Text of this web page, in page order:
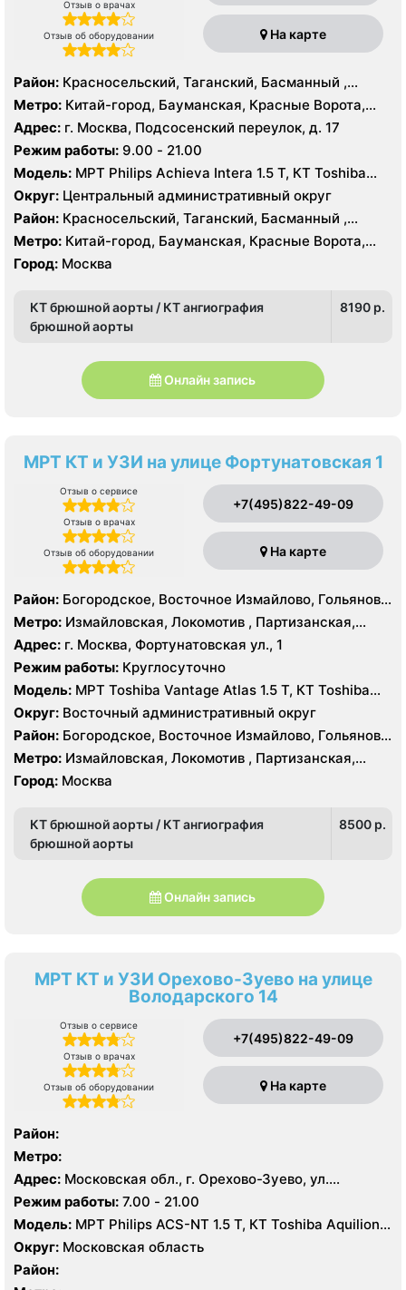
Отзыв о врачах
Отзыв об оборудовании На карте
Район: Красносельский, Таганский, Басманный ,
Тверской
Метро: Китай-город, Бауманская, Красные Ворота,
Кузнецкий мост, Курская, Лубянка, Площадь Ильича,
Сретенский бульвар, Таганская, Чкаловская
Адрес: г. Москва, Подсосенский переулок, д. 17
Режим работы: 9.00 - 21.00
Модель: МРТ Philips Achieva Intera 1.5 T, КТ Toshiba
Aquilion CXL 128 срезов, УЗИ
Округ: Центральный административный округ
Район: Красносельский, Таганский, Басманный ,
Тверской
Метро: Китай-город, Бауманская, Красные Ворота,
Кузнецкий мост, Курская, Лубянка, Площадь Ильича,
Сретенский бульвар, Таганская, Чкаловская
Город: Москва
КТ брюшной аорты / КТ ангиография
брюшной аорты
8190 p.
Онлайн запись
МРТ КТ и УЗИ на улице Фортунатовская 1
Отзыв о сервисе
Отзыв о врачах
Отзыв об оборудовании
+7(495)822-49-09
На карте
Район: Богородское, Восточное Измайлово, Гольяново,
Измайлово, Соколиная Гора
Метро: Измайловская, Локомотив , Партизанская,
Преображенская площадь, Черкизовская
Адрес: г. Москва, Фортунатовская ул., 1
Режим работы: Круглосуточно
Модель: МРТ Toshiba Vantage Atlas 1.5 Т, КТ Toshiba
Aquilion Prime 160 срезов, Toshiba Aquilion CXL 128
срезов, Body Tom 32 среза УЗИ GE Voluson E8, GE Vivid
9
Округ: Восточный административный округ
Район: Богородское, Восточное Измайлово, Гольяново,
Измайлово, Соколиная Гора
Метро: Измайловская, Локомотив , Партизанская,
Преображенская площадь, Черкизовская
Город: Москва
КТ брюшной аорты / КТ ангиография
брюшной аорты
8500 p.
Онлайн запись
МРТ КТ и УЗИ Орехово-Зуево на улице
Володарского 14
Отзыв о сервисе
Отзыв о врачах
Отзыв об оборудовании
+7(495)822-49-09
На карте
Район:
Метро:
Адрес: Московская обл., г. Орехово-Зуево, ул.
Володарского, 14
Режим работы: 7.00 - 21.00
Модель: МРТ Philips ACS-NT 1.5 Т, КТ Toshiba Aquilion
64 среза, УЗИ
Округ: Московская область
Район: